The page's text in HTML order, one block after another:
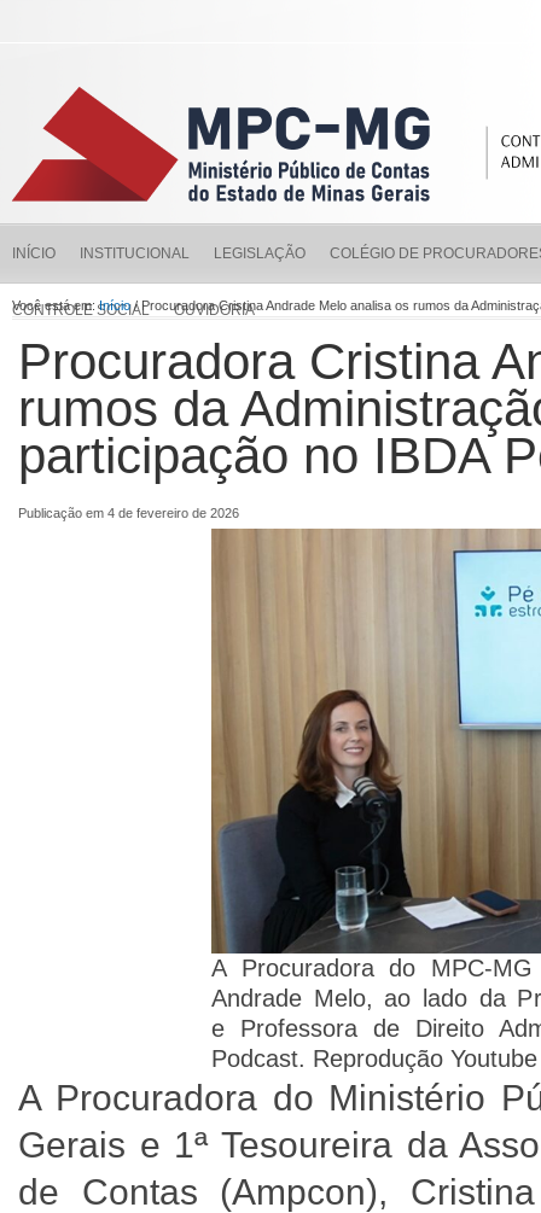
INÍCIO INSTITUCIONAL LEGISLAÇÃO COLÉGIO DE
CONTROLE SOCIAL OUVIDORIA
Você está em:Início/ Procuradora Cristina Andrade Melo analisa os rumos da
Procuradora Cristina
rumos da
participação no IBDA
Publicação em 4 de fevereiro de 2026
A Procuradora do MPC-
Andrade Melo, ao lado da
e Professora de Direito
Podcast. Reprodução
A Procuradora do Ministério
Gerais e 1ª Tesoureira da
de Contas (Ampcon),